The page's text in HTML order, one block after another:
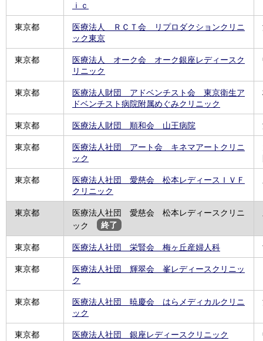
ｉｃ
東京都
医療法人 ＲＣＴ会 リプロダクションクリニ
ック東京
東京都
医療法人 オーク会 オーク銀座レディースク
リニック
東京都
医療法人財団 アドベンチスト会 東京衛生ア
ドベンチスト病院附属めぐみクリニック
東京都 医療法人財団 順和会 山王病院
東京都
医療法人社団 アート会 キネマアートクリニ
ック
東京都
医療法人社団 愛慈会 松本レディースＩＶＦ
クリニック
東京都
医療法人社団 愛慈会 松本レディースクリニ
ック
終了
東京都 医療法人社団 栄賢会 梅ヶ丘産婦人科
東京都
医療法人社団 輝翠会 峯レディースクリニッ
ク
東京都
医療法人社団 暁慶会 はらメディカルクリニ
ック
東京都 医療法人社団 銀座レディースクリニック